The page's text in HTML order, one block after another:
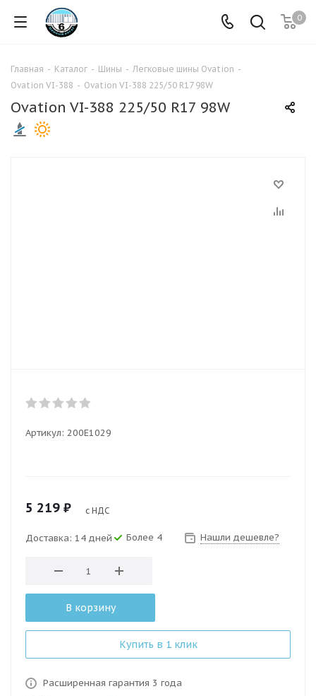
0
Главная - Каталог - Шины - Легковые шины Ovation -
Ovation VI-388 - Ovation VI-388 225/50 R17 98W
Ovation VI-388 225/50 R17 98W
Артикул: 200E1029
5 219 ₽ с НДС
Доставка: 14 дней Более 4 Нашли дешевле?
В корзину
Купить в 1 клик
Расширенная гарантия 3 года